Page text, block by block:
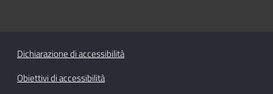
Dichiarazione di accessibilità
Obiettivi di accessibilità